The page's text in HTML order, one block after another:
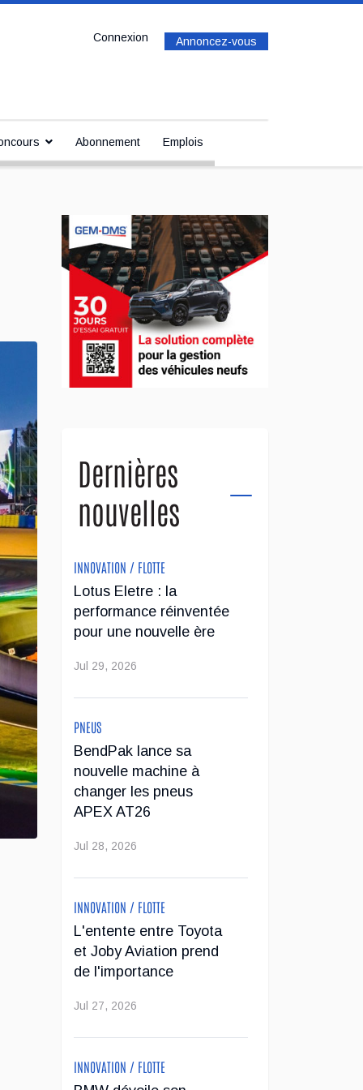
Annoncez-vous
Connexion
Abonnement Emplois
Dernières
nouvelles
INNOVATION / FLOTTE
Lotus Eletre : la
performance réinventée
pour une nouvelle ère
Jul 29, 2026
PNEUS
BendPak lance sa
nouvelle machine à
changer les pneus
APEX AT26
Jul 28, 2026
INNOVATION / FLOTTE
L'entente entre Toyota
et Joby Aviation prend
de l'importance
Jul 27, 2026
INNOVATION / FLOTTE